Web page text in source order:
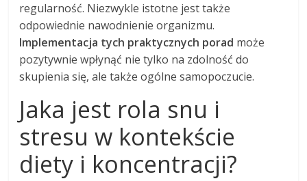
regularność. Niezwykle istotne jest także
odpowiednie nawodnienie organizmu.
Implementacja tych praktycznych porad może
pozytywnie wpłynąć nie tylko na zdolność do
skupienia się, ale także ogólne samopoczucie.
Jaka jest rola snu i
stresu w kontekście
diety i koncentracji?